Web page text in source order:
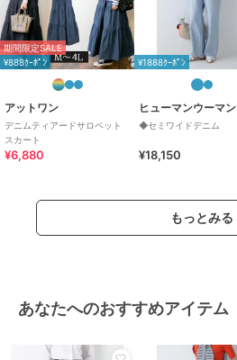
期間限定SALE
¥888ｸｰﾎﾟﾝ
アットワン
デニムティアードサロペット
スカート
¥6,880
¥1888ｸｰﾎﾟﾝ
ヒューマンウーマン
◆セミワイドデニム
¥18,150
もっとみる
あなたへのおすすめアイテム